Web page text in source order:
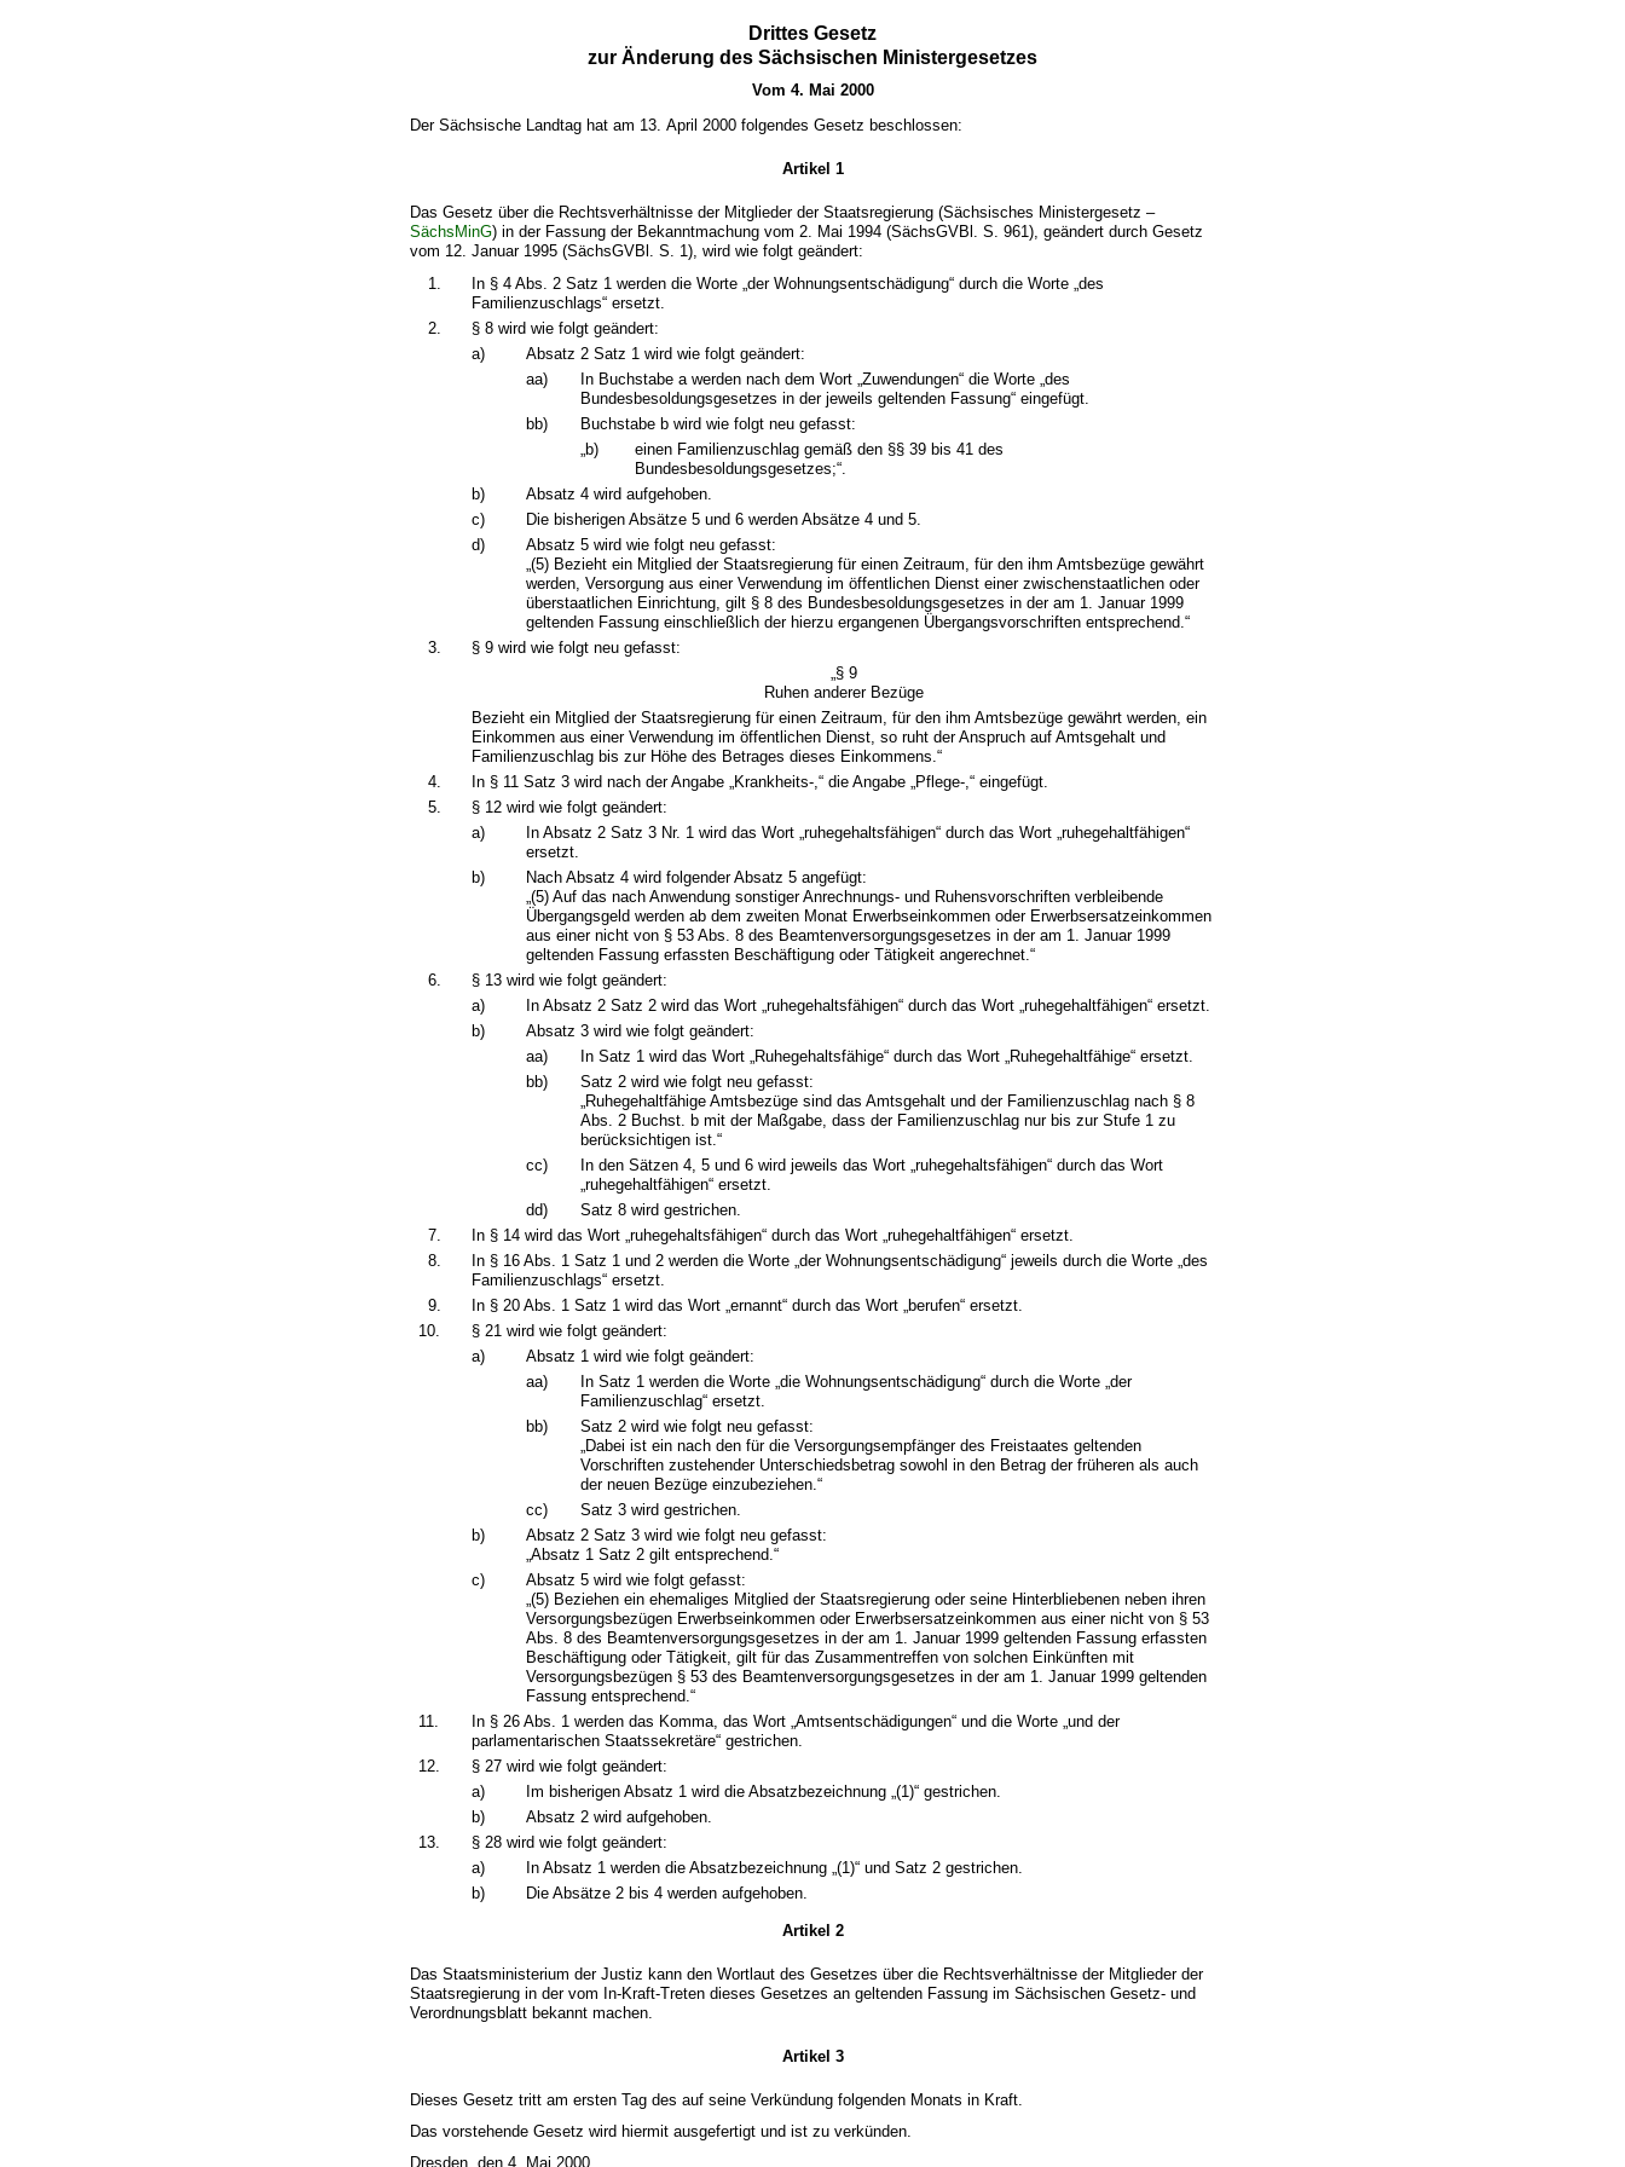
Drittes Gesetz
zur Änderung des Sächsischen Ministergesetzes
Vom 4. Mai 2000
Der Sächsische Landtag hat am 13. April 2000 folgendes Gesetz beschlossen:
Artikel 1
Das Gesetz über die Rechtsverhältnisse der Mitglieder der Staatsregierung (Sächsisches Ministergesetz –
SächsMinG) in der Fassung der Bekanntmachung vom 2. Mai 1994 (SächsGVBl. S. 961), geändert durch Gesetz
vom 12. Januar 1995 (SächsGVBl. S. 1), wird wie folgt geändert:
1.
In § 4 Abs. 2 Satz 1 werden die Worte „der Wohnungsentschädigung“ durch die Worte „des
Familienzuschlags“ ersetzt.
2.
§ 8 wird wie folgt geändert:
a)
Absatz 2 Satz 1 wird wie folgt geändert:
aa)
In Buchstabe a werden nach dem Wort „Zuwendungen“ die Worte „des
Bundesbesoldungsgesetzes in der jeweils geltenden Fassung“ eingefügt.
bb)
Buchstabe b wird wie folgt neu gefasst:
„b)
einen Familienzuschlag gemäß den §§ 39 bis 41 des
Bundesbesoldungsgesetzes;“.
b)
Absatz 4 wird aufgehoben.
c)
Die bisherigen Absätze 5 und 6 werden Absätze 4 und 5.
d)
Absatz 5 wird wie folgt neu gefasst:
„(5) Bezieht ein Mitglied der Staatsregierung für einen Zeitraum, für den ihm Amtsbezüge gewährt
werden, Versorgung aus einer Verwendung im öffentlichen Dienst einer zwischenstaatlichen oder
überstaatlichen Einrichtung, gilt § 8 des Bundesbesoldungsgesetzes in der am 1. Januar 1999
geltenden Fassung einschließlich der hierzu ergangenen Übergangsvorschriften entsprechend.“
3.
§ 9 wird wie folgt neu gefasst:
„§ 9
Ruhen anderer Bezüge
Bezieht ein Mitglied der Staatsregierung für einen Zeitraum, für den ihm Amtsbezüge gewährt werden, ein
Einkommen aus einer Verwendung im öffentlichen Dienst, so ruht der Anspruch auf Amtsgehalt und
Familienzuschlag bis zur Höhe des Betrages dieses Einkommens.“
4.
In § 11 Satz 3 wird nach der Angabe „Krankheits-,“ die Angabe „Pflege-,“ eingefügt.
5.
§ 12 wird wie folgt geändert:
a)
In Absatz 2 Satz 3 Nr. 1 wird das Wort „ruhegehaltsfähigen“ durch das Wort „ruhegehaltfähigen“
ersetzt.
b)
Nach Absatz 4 wird folgender Absatz 5 angefügt:
„(5) Auf das nach Anwendung sonstiger Anrechnungs- und Ruhensvorschriften verbleibende
Übergangsgeld werden ab dem zweiten Monat Erwerbseinkommen oder Erwerbsersatzeinkommen
aus einer nicht von § 53 Abs. 8 des Beamtenversorgungsgesetzes in der am 1. Januar 1999
geltenden Fassung erfassten Beschäftigung oder Tätigkeit angerechnet.“
6.
§ 13 wird wie folgt geändert:
a)
In Absatz 2 Satz 2 wird das Wort „ruhegehaltsfähigen“ durch das Wort „ruhegehaltfähigen“ ersetzt.
b)
Absatz 3 wird wie folgt geändert:
aa)
In Satz 1 wird das Wort „Ruhegehaltsfähige“ durch das Wort „Ruhegehaltfähige“ ersetzt.
bb)
Satz 2 wird wie folgt neu gefasst:
„Ruhegehaltfähige Amtsbezüge sind das Amtsgehalt und der Familienzuschlag nach § 8
Abs. 2 Buchst. b mit der Maßgabe, dass der Familienzuschlag nur bis zur Stufe 1 zu
berücksichtigen ist.“
cc)
In den Sätzen 4, 5 und 6 wird jeweils das Wort „ruhegehaltsfähigen“ durch das Wort
„ruhegehaltfähigen“ ersetzt.
dd)
Satz 8 wird gestrichen.
7.
In § 14 wird das Wort „ruhegehaltsfähigen“ durch das Wort „ruhegehaltfähigen“ ersetzt.
8.
In § 16 Abs. 1 Satz 1 und 2 werden die Worte „der Wohnungsentschädigung“ jeweils durch die Worte „des
Familienzuschlags“ ersetzt.
9.
In § 20 Abs. 1 Satz 1 wird das Wort „ernannt“ durch das Wort „berufen“ ersetzt.
10.
§ 21 wird wie folgt geändert:
a)
Absatz 1 wird wie folgt geändert:
aa)
In Satz 1 werden die Worte „die Wohnungsentschädigung“ durch die Worte „der
Familienzuschlag“ ersetzt.
bb)
Satz 2 wird wie folgt neu gefasst:
„Dabei ist ein nach den für die Versorgungsempfänger des Freistaates geltenden
Vorschriften zustehender Unterschiedsbetrag sowohl in den Betrag der früheren als auch
der neuen Bezüge einzubeziehen.“
cc)
Satz 3 wird gestrichen.
b)
Absatz 2 Satz 3 wird wie folgt neu gefasst:
„Absatz 1 Satz 2 gilt entsprechend.“
c)
Absatz 5 wird wie folgt gefasst:
„(5) Beziehen ein ehemaliges Mitglied der Staatsregierung oder seine Hinterbliebenen neben ihren
Versorgungsbezügen Erwerbseinkommen oder Erwerbsersatzeinkommen aus einer nicht von § 53
Abs. 8 des Beamtenversorgungsgesetzes in der am 1. Januar 1999 geltenden Fassung erfassten
Beschäftigung oder Tätigkeit, gilt für das Zusammentreffen von solchen Einkünften mit
Versorgungsbezügen § 53 des Beamtenversorgungsgesetzes in der am 1. Januar 1999 geltenden
Fassung entsprechend.“
11.
In § 26 Abs. 1 werden das Komma, das Wort „Amtsentschädigungen“ und die Worte „und der
parlamentarischen Staatssekretäre“ gestrichen.
12.
§ 27 wird wie folgt geändert:
a)
Im bisherigen Absatz 1 wird die Absatzbezeichnung „(1)“ gestrichen.
b)
Absatz 2 wird aufgehoben.
13.
§ 28 wird wie folgt geändert:
a)
In Absatz 1 werden die Absatzbezeichnung „(1)“ und Satz 2 gestrichen.
b)
Die Absätze 2 bis 4 werden aufgehoben.
Artikel 2
Das Staatsministerium der Justiz kann den Wortlaut des Gesetzes über die Rechtsverhältnisse der Mitglieder der
Staatsregierung in der vom In-Kraft-Treten dieses Gesetzes an geltenden Fassung im Sächsischen Gesetz- und
Verordnungsblatt bekannt machen.
Artikel 3
Dieses Gesetz tritt am ersten Tag des auf seine Verkündung folgenden Monats in Kraft.
Das vorstehende Gesetz wird hiermit ausgefertigt und ist zu verkünden.
Dresden, den 4. Mai 2000